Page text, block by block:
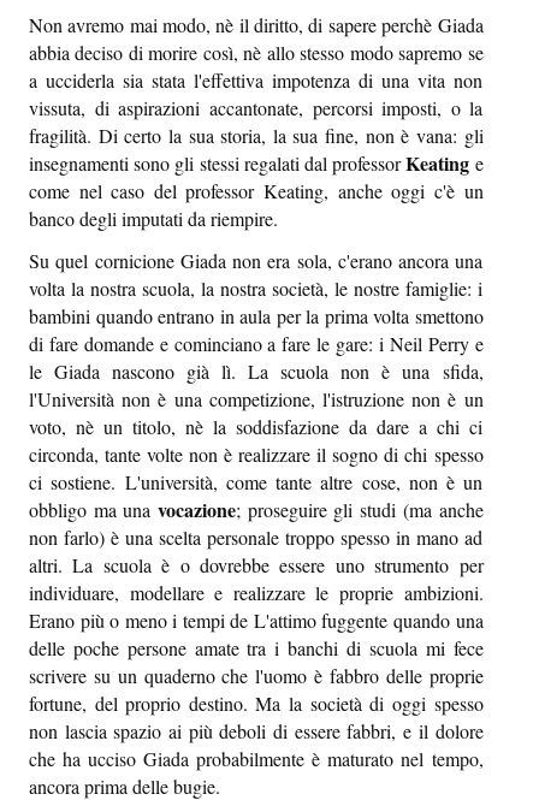
Non avremo mai modo, nè il diritto, di sapere perchè Giada
abbia deciso di morire così, nè allo stesso modo sapremo se
a ucciderla sia stata l'effettiva impotenza di una vita non
vissuta, di aspirazioni accantonate, percorsi imposti, o la
fragilità. Di certo la sua storia, la sua fine, non è vana: gli
insegnamenti sono gli stessi regalati dal professorKeating e
come nel caso del professor Keating, anche oggi c'è un
banco degli imputati da riempire.
Su quel cornicione Giada non era sola, c'erano ancora una
volta la nostra scuola, la nostra società, le nostre famiglie: i
bambini quando entrano in aula per la prima volta smettono
di fare domande e cominciano a fare le gare: i Neil Perry e
le Giada nascono già lì. La scuola non è una sfida,
l'Università non è una competizione, l'istruzione non è un
voto, nè un titolo, nè la soddisfazione da dare a chi ci
circonda, tante volte non è realizzare il sogno di chi spesso
ci sostiene. L'università, come tante altre cose, non è un
obbligo ma unavocazione; proseguire gli studi (ma anche
non farlo) è una scelta personale troppo spesso in mano ad
altri. La scuola è o dovrebbe essere uno strumento per
individuare, modellare e realizzare le proprie ambizioni.
Erano più o meno i tempi de L'attimo fuggente quando una
delle poche persone amate tra i banchi di scuola mi fece
scrivere su un quaderno che l'uomo è fabbro delle proprie
fortune, del proprio destino. Ma la società di oggi spesso
non lascia spazio ai più deboli di essere fabbri, e il dolore
che ha ucciso Giada probabilmente è maturato nel tempo,
ancora prima delle bugie.